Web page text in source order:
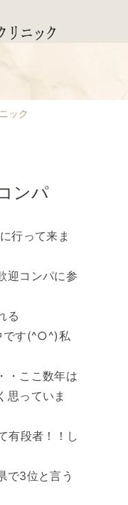
ック
ンパ
行って来ま
迎コンパに参
る
です(^○^)私
・ここ数年は
思っていま
有段者！！し
で3位と言う